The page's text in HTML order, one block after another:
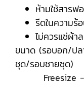
ห้ามใช้สารฟ
รีดในความ
ไม่ควรแช่ผ้า
ขนาด (รอบอก/ป
ชุด/รอบชายชุด)
Freesize -